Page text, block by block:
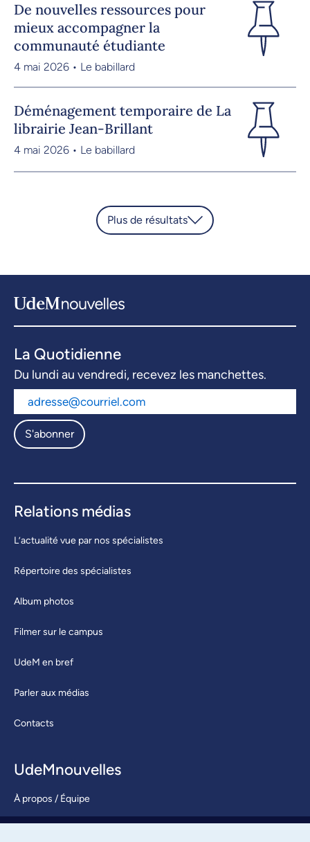
De nouvelles ressources pour
mieux accompagner la
communauté étudiante
4 mai 2026 • Le babillard
Déménagement temporaire de La
librairie Jean-Brillant
4 mai 2026 • Le babillard
Plus de résultats
La Quotidienne
Du lundi au vendredi, recevez les manchettes.
S'abonner
Relations médias
L’actualité vue par nos spécialistes
Répertoire des spécialistes
Album photos
Filmer sur le campus
UdeM en bref
Parler aux médias
Contacts
UdeMnouvelles
À propos / Équipe